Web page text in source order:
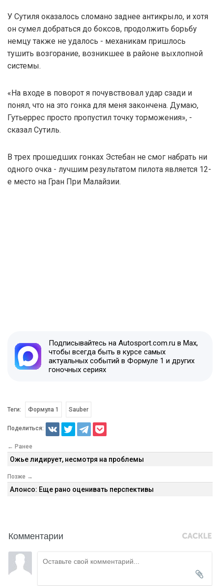
У Сутиля оказалось сломано заднее антикрыло, и хотя
он сумел добраться до боксов, продолжить борьбу
немцу также не удалось - механикам пришлось
тушить возгорание, возникшее в районе выхлопной
системы.
«На входе в поворот я почувствовал удар сзади и
понял, что на это гонка для меня закончена. Думаю,
Гутьеррес просто пропустил точку торможения», -
сказал Сутиль.
В трех прошедших гонках Эстебан не смог набрать ни
одного очка - лучшим результатом пилота является 12-
е место на Гран При Малайзии.
Подписывайтесь на Autosport.com.ru в Max,
чтобы всегда быть в курсе самых
актуальных событий в Формуле 1 и других
гоночных сериях
Теги: Формула 1 Sauber
Поделиться:
← Ранее
Ожье лидирует, несмотря на проблемы
Позже →
Алонсо: Еще рано оценивать перспективы
Комментарии